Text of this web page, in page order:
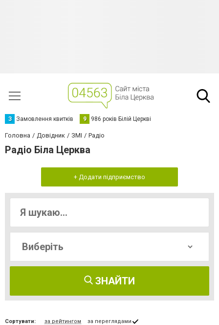
З Замовлення квитків 9 986 років Білій Церкві
Головна Довідник ЗМІ Радіо
Радіо Біла Церква
+ Додати підприємство
ЗНАЙТИ
Сортувати: за рейтингом за переглядами